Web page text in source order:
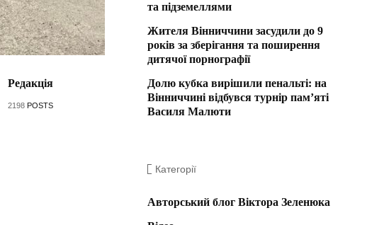
Редакція
2198 POSTS
та підземеллями
Жителя Вінниччини засудили до 9
років за зберігання та поширення
дитячої порнографії
Долю кубка вирішили пенальті: на
Вінниччині відбувся турнір пам’яті
Василя Малюти
Категорії
Авторський блог Віктора Зеленюка